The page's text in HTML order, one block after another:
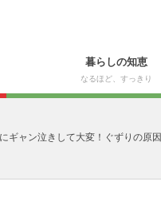
暮らしの知恵
なるほど、すっきり
ギャン泣きして大変！ぐずりの原